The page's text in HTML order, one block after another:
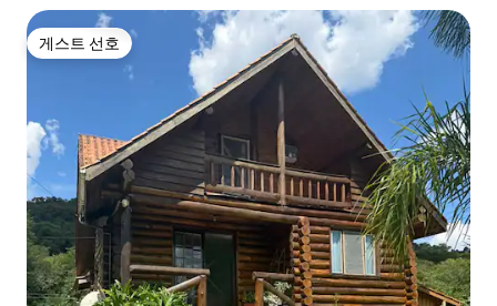
게스트 선호
게스트 선호